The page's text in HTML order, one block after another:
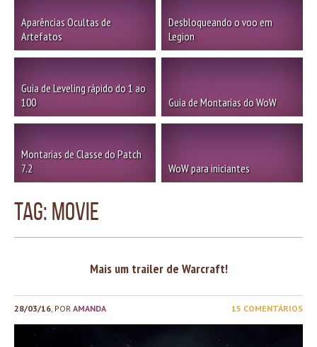
Aparências Ocultas de
Artefatos
Desbloqueando o voo em
Legion
Guia de Leveling rápido do 1 ao
100
Guia de Montarias do WoW
Montarias de Classe do Patch
7.2
WoW para iniciantes
TAG: Movie
Mais um trailer de Warcraft!
28/03/16, POR AMANDA 15 COMENTÁRIOS